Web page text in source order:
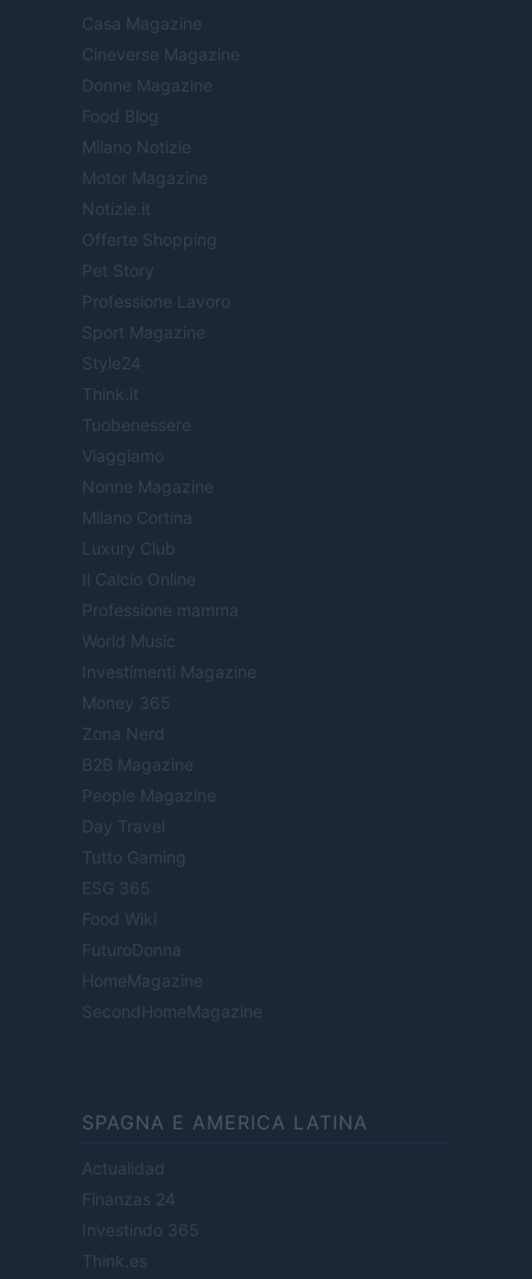
Casa Magazine
Cineverse Magazine
Donne Magazine
Food Blog
Milano Notizie
Motor Magazine
Notizie.it
Offerte Shopping
Pet Story
Professione Lavoro
Sport Magazine
Style24
Think.it
Tuobenessere
Viaggiamo
Nonne Magazine
Milano Cortina
Luxury Club
Il Calcio Online
Professione mamma
World Music
Investimenti Magazine
Money 365
Zona Nerd
B2B Magazine
People Magazine
Day Travel
Tutto Gaming
ESG 365
Food Wiki
FuturoDonna
HomeMagazine
SecondHomeMagazine
SPAGNA E AMERICA LATINA
Actualidad
Finanzas 24
Investindo 365
Think.es